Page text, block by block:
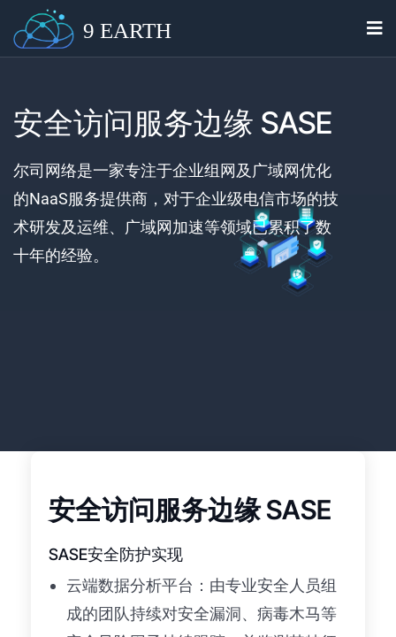
9 EARTH
安全访问服务边缘 SASE
尔司网络是一家专注于企业组网及广域网优化
的NaaS服务提供商，对于企业级电信市场的技
术研发及运维、广域网加速等领域已累积了数
十年的经验。
安全访问服务边缘 SASE
SASE安全防护实现
云端数据分析平台：由专业安全人员组
成的团队持续对安全漏洞、病毒木马等